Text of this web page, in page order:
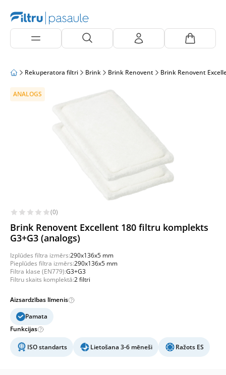
Rekuperatora filtri Brink Brink Renovent Brink Renovent
ANALOGS
(0)
Brink Renovent Excellent 180 filtru komplekts
G3+G3 (analogs)
Izplūdes filtra izmērs:290x136x5 mm
Pieplūdes filtra izmērs:290x136x5 mm
Filtra klase (EN779):G3+G3
Filtru skaits komplektā:2 filtri
Aizsardzības līmenis
Pamata
Funkcijas
ISO standarts Lietošana 3-6 mēneši Ražots ES